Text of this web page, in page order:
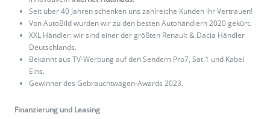
Seit über 40 Jahren schenken uns zahlreiche Kunden ihr Vertrauen!
Von AutoBild wurden wir zu den besten Autohändlern 2020 gekürt.
XXL Händler: wir sind einer der größten Renault & Dacia Händler
Deutschlands.
Bekannt aus TV-Werbung auf den Sendern Pro7, Sat.1 und Kabel
Eins.
Gewinner des Gebrauchtwagen-Awards 2023.
Finanzierung und Leasing